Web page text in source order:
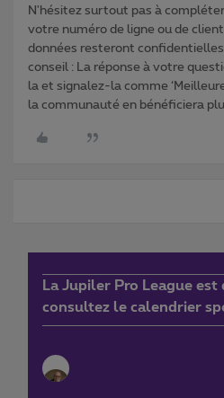
N'hésitez surtout pas à
votre numéro de ligne ou de
données resteront
conseil : La réponse à votre
la et signalez-la comme
la communauté en bénéficiera
La Jupiler Pro League est
consultez le calendrier